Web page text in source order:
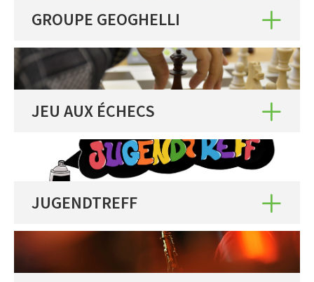
Sport
STUDIO71 : Expositions
Uelzechtkanal
Voyages et excursions
SERVICES
APPRENTISSAGE
APPLIS
GROUPE GEOGHELLI
JEU AUX ÉCHECS
JUGENDTREFF